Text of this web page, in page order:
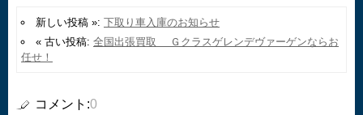
新しい投稿 »: 下取り車入庫のお知らせ
« 古い投稿: 全国出張買取 Ｇクラスゲレンデヴァーゲンならお
任せ！
コメント:0